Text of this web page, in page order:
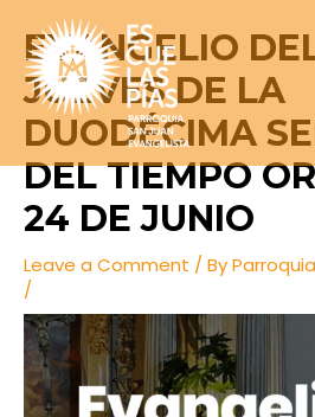
content
EVANGELIO
JUEVES DE LA
DUODÉCIMA
DEL TIEMPO
24 DE JUNIO
Leave a Comment / By
/
navigation